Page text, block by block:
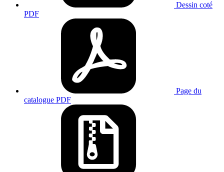
Dessin coté
PDF
Page du
catalogue PDF